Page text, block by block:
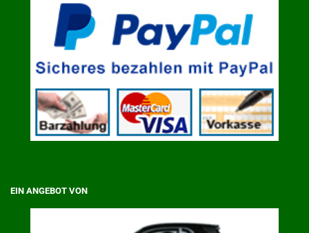
EIN ANGEBOT VON